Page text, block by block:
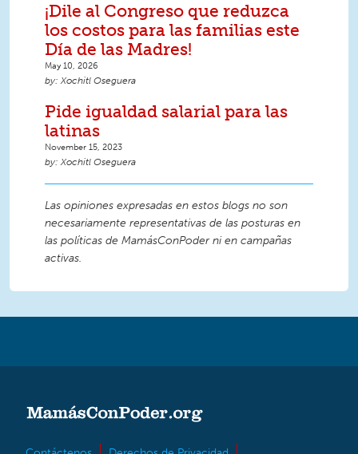
¡Dile al Congreso que reduzca
los costos para las familias este
Día de las Madres!
May 10, 2026
Xochitl Oseguera
Pide igualdad salarial para las
latinas
November 15, 2023
Xochitl Oseguera
Las opiniones expresadas en estos blogs no son
necesariamente representativas de las posturas en
las políticas de MamásConPoder ni en campañas
activas.